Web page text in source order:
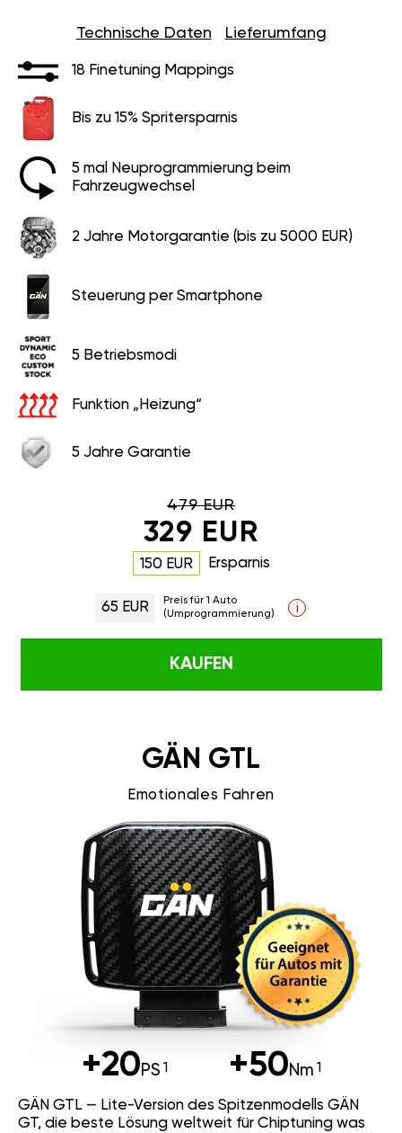
Technische Daten Lieferumfang
18 Finetuning Mappings
Bis zu 15% Spritersparnis
5 mal Neuprogrammierung beim
Fahrzeugwechsel
2 Jahre Motorgarantie (bis zu 5000 EUR)
Steuerung per Smartphone
5 Betriebsmodi
Funktion „Heizung“
5 Jahre Garantie
479 EUR
329 EUR
150 EUR Ersparnis
65 EUR
Preis für 1 Auto
(Umprogrammierung)
i
KAUFEN
GÄN GTL
Emotionales Fahren
+20PS +50Nm
GÄN GTL — Lite-Version des Spitzenmodells GÄN
GT, die beste Lösung weltweit für Chiptuning was